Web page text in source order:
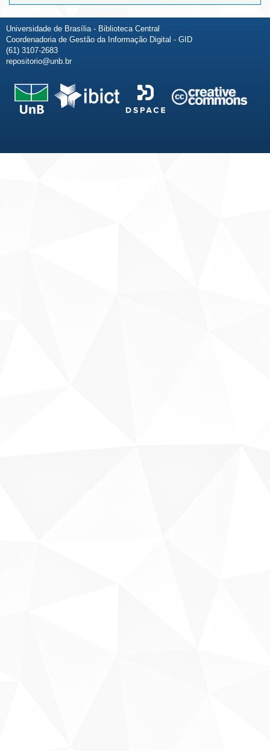
Universidade de Brasília - Biblioteca Central
Coordenadoria de Gestão da Informação Digital - GID
(61) 3107-2683
repositorio@unb.br